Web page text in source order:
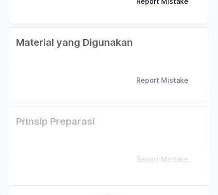
Material yang Digunakan
Report Mistake
Prinsip Preparasi
Report Mistake